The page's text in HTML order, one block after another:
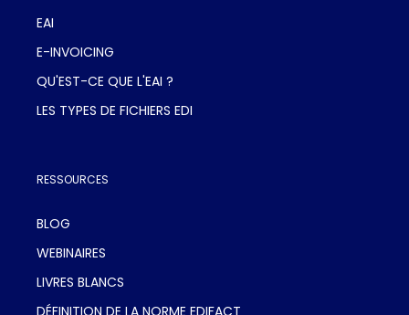
EAI
E-INVOICING
QU'EST-CE QUE L'EAI ?
LES TYPES DE FICHIERS EDI
RESSOURCES
BLOG
WEBINAIRES
LIVRES BLANCS